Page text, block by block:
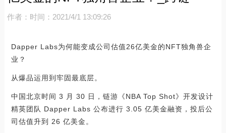
作者： 时间：2021/4/1 13:09:26
Dapper Labs为何能变成公司估值26亿美金的NFT独角兽企
业？
从爆品运用到牢固最底层。
中国北京时间 3 月 30 日，链游《NBA Top Shot》开发设计
精英团队 Dapper Labs 公布进行 3.05 亿美金融资，投后公
司估值升到 26 亿美金。